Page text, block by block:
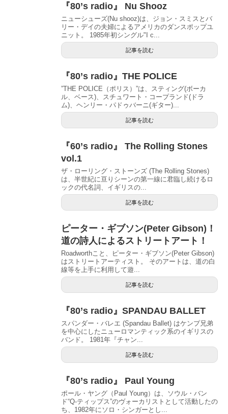
『80’s radio』 Nu Shooz
ニューシューズ(Nu shooz)は、ジョン・スミスとバ
リー・デイの夫婦によるアメリカのダンスポップユ
ニット。 1985年初シングル"I c...
記事を読む
『80’s radio』THE POLICE
”THE POLICE（ポリス）”は、スティング(ボーカ
ル、ベース)、スチュワート・コープランド(ドラ
ム)、ヘンリー・パドゥバーニ(ギター)...
記事を読む
『60’s radio』 The Rolling Stones
vol.1
ザ・ローリング・ストーンズ (The Rolling Stones)
は、半世紀に亘りシーンの第一線に君臨し続けるロ
ックの代名詞、イギリスの...
記事を読む
ピーター・ギブソン(Peter Gibson)！
道の詩人によるストリートアート！
Roadworthこと、ピーター・ギブソン(Peter Gibson)
はストリートアーティスト。 そのアートは、道の白
線等を上手に利用して遊...
記事を読む
『80’s radio』SPANDAU BALLET
スパンダー・バレエ (Spandau Ballet) はケンプ兄弟
を中心にしたニューロマンティック系のイギリスの
バンド。 1981年『チャン...
記事を読む
『80’s radio』 Paul Young
ポール・ヤング（Paul Young）は、ソウル・バン
ド“Q-ティップス”のヴォーカリストとして活動したの
ち、1982年にソロ・シンガーとし...